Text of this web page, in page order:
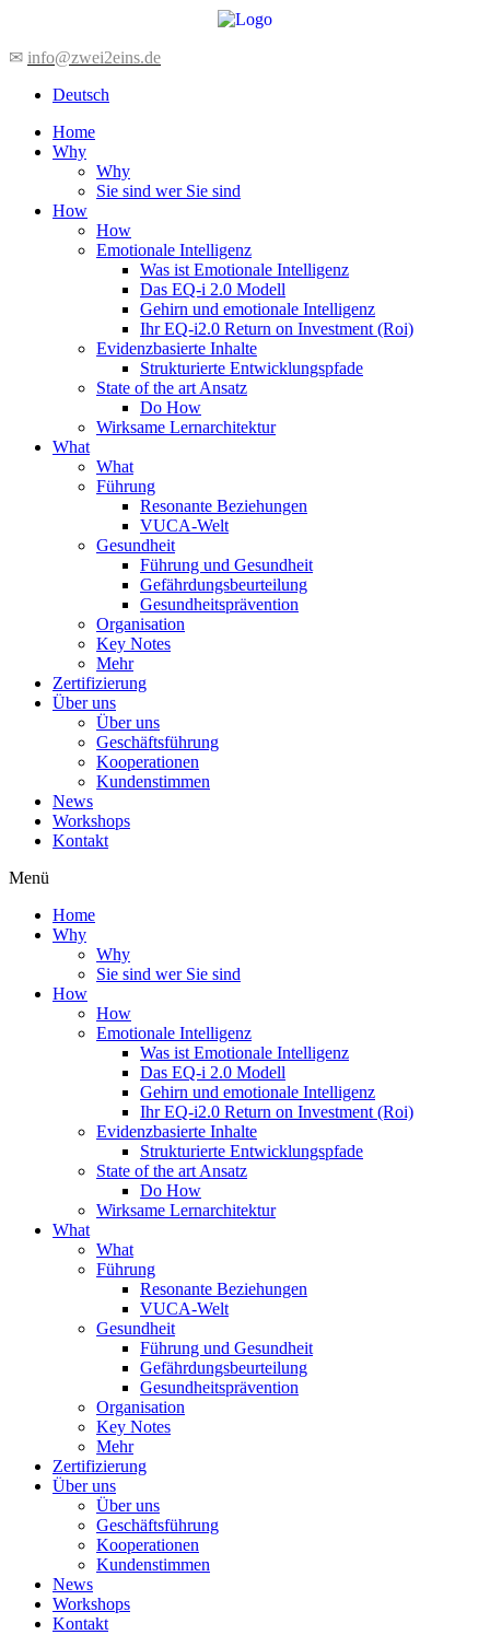
wechseln
✉ info@zwei2eins.de
Deutsch
Home
Why
Why
Sie sind wer Sie sind
How
How
Emotionale Intelligenz
Was ist Emotionale Intelligenz
Das EQ-i 2.0 Modell
Gehirn und emotionale Intelligenz
Ihr EQ-i2.0 Return on Investment (Roi)
Evidenzbasierte Inhalte
Strukturierte Entwicklungspfade
State of the art Ansatz
Do How
Wirksame Lernarchitektur
What
What
Führung
Resonante Beziehungen
VUCA-Welt
Gesundheit
Führung und Gesundheit
Gefährdungsbeurteilung
Gesundheitsprävention
Organisation
Key Notes
Mehr
Zertifizierung
Über uns
Über uns
Geschäftsführung
Kooperationen
Kundenstimmen
News
Workshops
Kontakt
Menü
Home
Why
Why
Sie sind wer Sie sind
How
How
Emotionale Intelligenz
Was ist Emotionale Intelligenz
Das EQ-i 2.0 Modell
Gehirn und emotionale Intelligenz
Ihr EQ-i2.0 Return on Investment (Roi)
Evidenzbasierte Inhalte
Strukturierte Entwicklungspfade
State of the art Ansatz
Do How
Wirksame Lernarchitektur
What
What
Führung
Resonante Beziehungen
VUCA-Welt
Gesundheit
Führung und Gesundheit
Gefährdungsbeurteilung
Gesundheitsprävention
Organisation
Key Notes
Mehr
Zertifizierung
Über uns
Über uns
Geschäftsführung
Kooperationen
Kundenstimmen
News
Workshops
Kontakt